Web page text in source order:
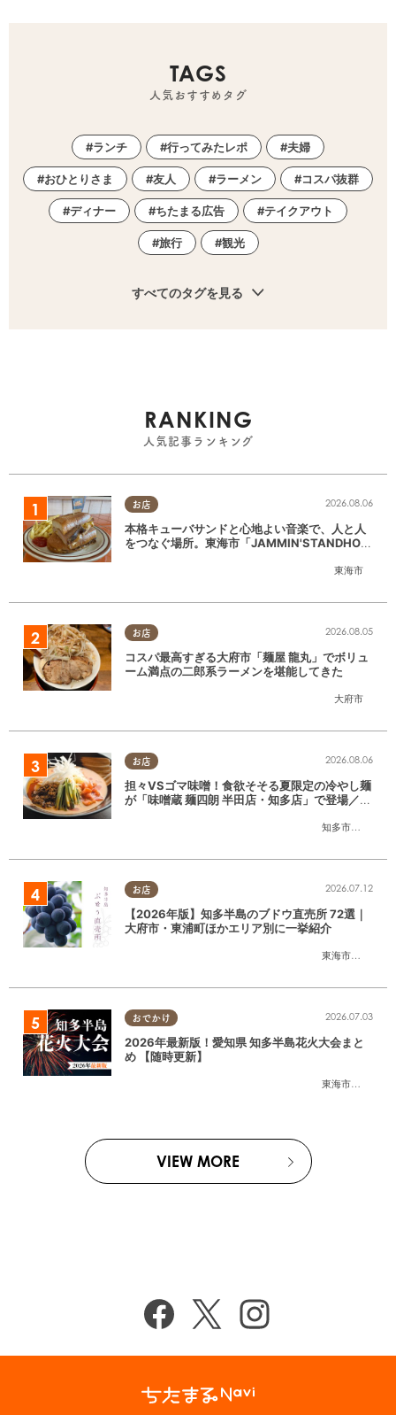
TAGS
人気おすすめタグ
ランチ 行ってみたレポ 夫婦
おひとりさま 友人 ラーメン コスパ抜群
ディナー ちたまる広告 テイクアウト
旅行 観光
すべてのタグを見る
RANKING
人気記事ランキング
お店
東海市
2026.08.06
本格キューバサンドと心地よい音楽で、人と人
をつなぐ場所。東海市「JAMMIN'STANDHOU
お店
大府市
2026.08.05
コスパ最高すぎる大府市「麺屋 龍丸」でボリュ
ーム満点の二郎系ラーメンを堪能してきた
お店
知多市
,半田市
2026.08.06
担々VSゴマ味噌！食欲そそる夏限定の冷やし麺
が「味噌蔵 麺四朗 半田店・知多店」で登場／ち
お店
東海市
,大府市
2026.07.12
【2026年版】知多半島のブドウ直売所 72選｜
大府市・東浦町ほかエリア別に一挙紹介
おでかけ
東海市
,大府市
2026.07.03
2026年最新版！愛知県 知多半島花火大会まと
め 【随時更新】
VIEW MORE